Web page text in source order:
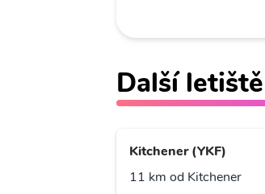
Další
Kitchener (YKF)
11 km od Kitchener